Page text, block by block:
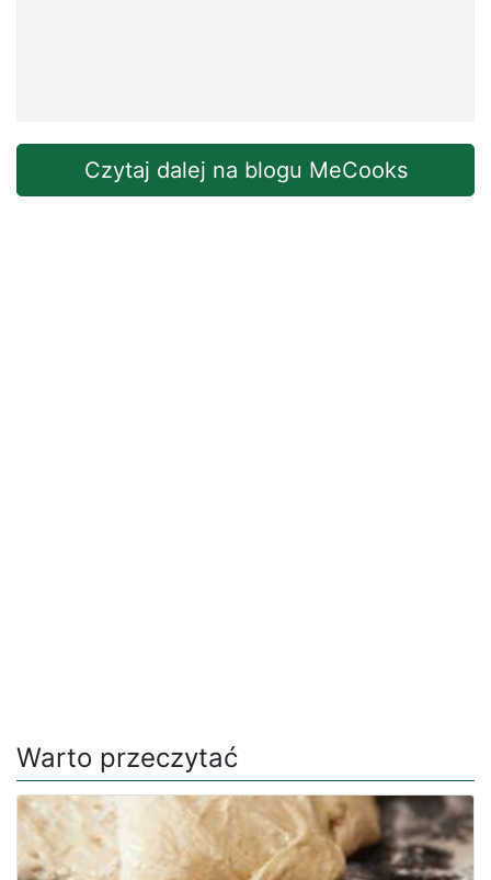
Czytaj dalej na blogu MeCooks
Warto przeczytać